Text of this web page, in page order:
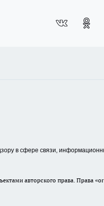
в сфере связи,
авторского права. Права